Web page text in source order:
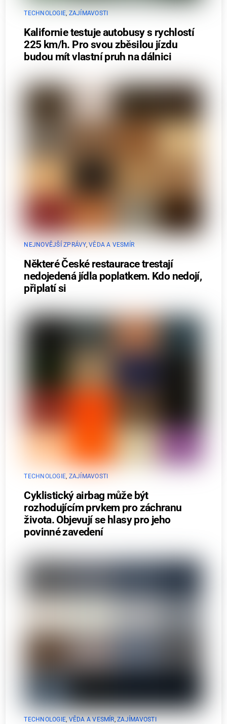
TECHNOLOGIE, ZAJÍMAVOSTI
Kalifornie testuje autobusy s rychlostí
225 km/h. Pro svou zběsilou jízdu
budou mít vlastní pruh na dálnici
NEJNOVĚJŠÍ ZPRÁVY,VĚDA A VESMÍR
Některé České restaurace trestají
nedojedená jídla poplatkem. Kdo nedojí,
připlatí si
TECHNOLOGIE ZAJÍMAVOSTI
Cyklistický airbag může být
rozhodujícím prvkem pro záchranu
života. Objevují se hlasy pro jeho
povinné zavedení
TECHNOLOGIE, VĚDA A VESMÍR,ZAJÍMAVOSTI